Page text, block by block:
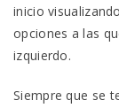
inicio
opciones a las
izquierdo.
Siempre que se